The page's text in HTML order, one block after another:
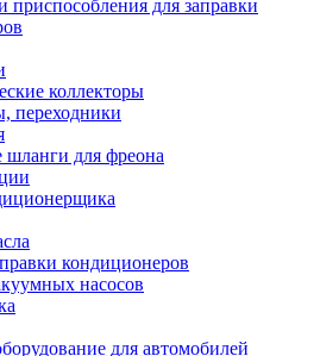
приспособления для заправки
коллекторы
переходники
шланги для фреона
кондиционеров
насосов
для автомобилей